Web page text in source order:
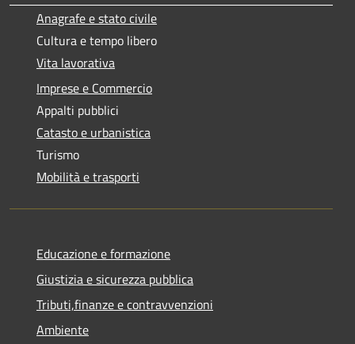
Anagrafe e stato civile
Cultura e tempo libero
Vita lavorativa
Imprese e Commercio
Appalti pubblici
Catasto e urbanistica
Turismo
Mobilità e trasporti
Educazione e formazione
Giustizia e sicurezza pubblica
Tributi,finanze e contravvenzioni
Ambiente